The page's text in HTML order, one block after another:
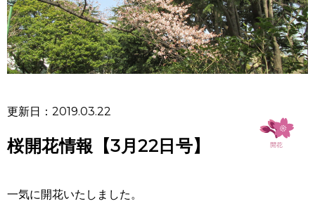
更新日：2019.03.22
桜開花情報【3月22日号】
一気に開花いたしました。